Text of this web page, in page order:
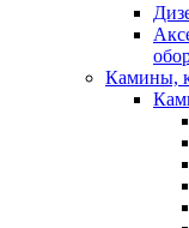
Камины,